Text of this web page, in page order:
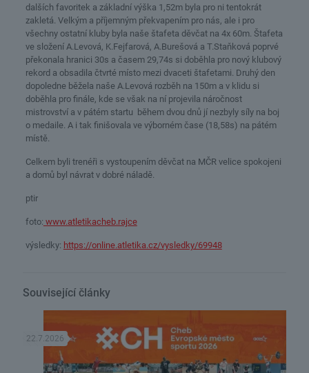
dalších favoritek a základní výška 1,52m byla pro ni tentokrát
zakletá. Velkým a příjemným překvapením pro nás, ale i pro
všechny ostatní kluby byla naše štafeta děvčat na 4x 60m. Štafeta
ve složení A.Levová, K.Fejfarová, A.Burešová a T.Staňková poprvé
překonala hranici 30s a časem 29,74s si doběhla pro nový klubový
rekord a obsadila čtvrté místo mezi dvaceti štafetami. Druhý den
dopoledne běžela naše A.Levová rozběh na 150m a v klidu si
doběhla pro finále, kde se však na ní projevila náročnost
mistrovství a v pátém startu během dvou dnů jí nezbyly síly na boj
o medaile. A i tak finišovala ve výborném čase (18,58s) na pátém
místě.
Celkem byli trenéři s vystoupením děvčat na MČR velice spokojeni
a domů byl návrat v dobré náladě.
ptir
foto: www.atletikacheb.rajce
výsledky: https://online.atletika.cz/vysledky/69948
Související články
22.7.2026